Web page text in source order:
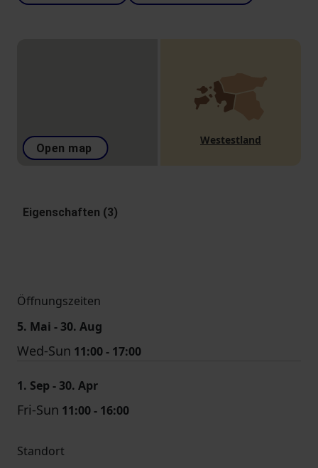
Open map
Westestland
Eigenschaften (3)
Öffnungszeiten
5. Mai - 30. Aug
Wed-Sun 11:00 - 17:00
1. Sep - 30. Apr
Fri-Sun 11:00 - 16:00
Standort